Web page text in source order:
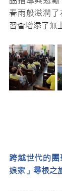
春雨般滋潤了
習會增添了無
跨越世代的團
娘家」尋根之